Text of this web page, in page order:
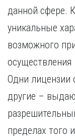
данной сфере.
уникальные
возможного
осуществления
Одни лицензии
другие –
пределах того